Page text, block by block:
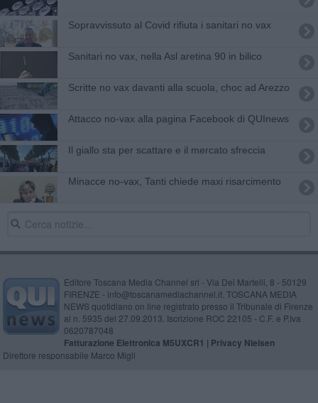
Sopravvissuto al Covid rifiuta i sanitari no vax
Sanitari no vax, nella Asl aretina 90 in bilico
Scritte no vax davanti alla scuola, choc ad Arezzo
Attacco no-vax alla pagina Facebook di QUInews
Il giallo sta per scattare e il mercato sfreccia
Minacce no-vax, Tanti chiede maxi risarcimento
Editore Toscana Media Channel srl - Via Dei Martelli, 8 - 50129
FIRENZE - info@toscanamediachannel.it. TOSCANA MEDIA
NEWS quotidiano on line registrato presso il Tribunale di Firenze
al n. 5935 del 27.09.2013. Iscrizione ROC 22105 - C.F. e P.Iva
0620787048
Fatturazione Elettronica M5UXCR1 | Privacy Nielsen
Direttore responsabile Marco Migli